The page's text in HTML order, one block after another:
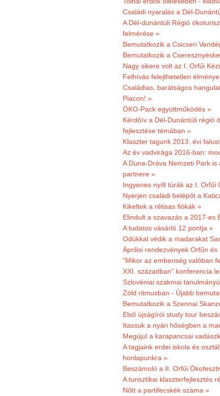
Családi nyaralás a Dél-
A Dél-dunántúli Régió
felmérése »
Bemutatkozik a Csicseri
Bemutatkozik a
Nagy sikere volt az I. Orfűi
Felhívás felejthetetlen
Családias, barátságos
Piacon! »
ÖKO-Pack együttműködés »
Kérdőív a Dél-Dunántúli régió
fejlesztése témában »
Klaszter tagunk 2013. évi
Az év vadvirága 2016-ban:
A Duna-Dráva Nemzeti Park
partnere »
Ingyenes nyílt túrák az I. Orfűi
Nyerjen családi belépőt a
Kikeltek a rétisas fiókák »
Elindult a szavazás a 2017-es
A tudatos vásárló 12 pontja »
Odúkkal védik a madarakat
Áprilisi rendezvények Orfűn és
"Mikor az emberiség valóban
XXI. században" konferencia
Szlovéniai szakmai
Zöld ritmusban - Újabb
Bemutatkozik a Szennai
Első újságírói study tour
Itassuk a nyári hőségben a
Megújul a karapancsai
A tagjaink erdei iskola és
honlapunkra »
Beszámoló a II. Orfűi
A turisztikai klaszterfejlesztés
Nőtt a partifecskék száma »